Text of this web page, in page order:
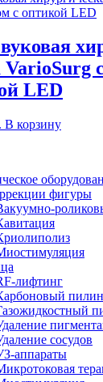
VarioSurg
LED
В корзину
фигуры
лифтинг
сосудов
аппараты